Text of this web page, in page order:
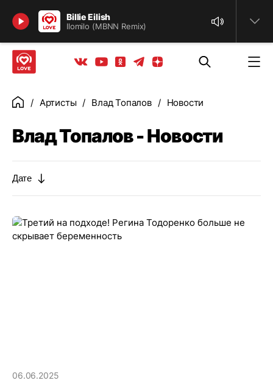
Billie Eilish
Ilomilo (MBNN Remix)
Найти
Вконтакте
YoutubeОдноклассники
ТелеграмЯндекс дзен
ГлавнаяАртисты Влад Топалов Новости
Влад Топалов - Новости
Дате
06.06.2025